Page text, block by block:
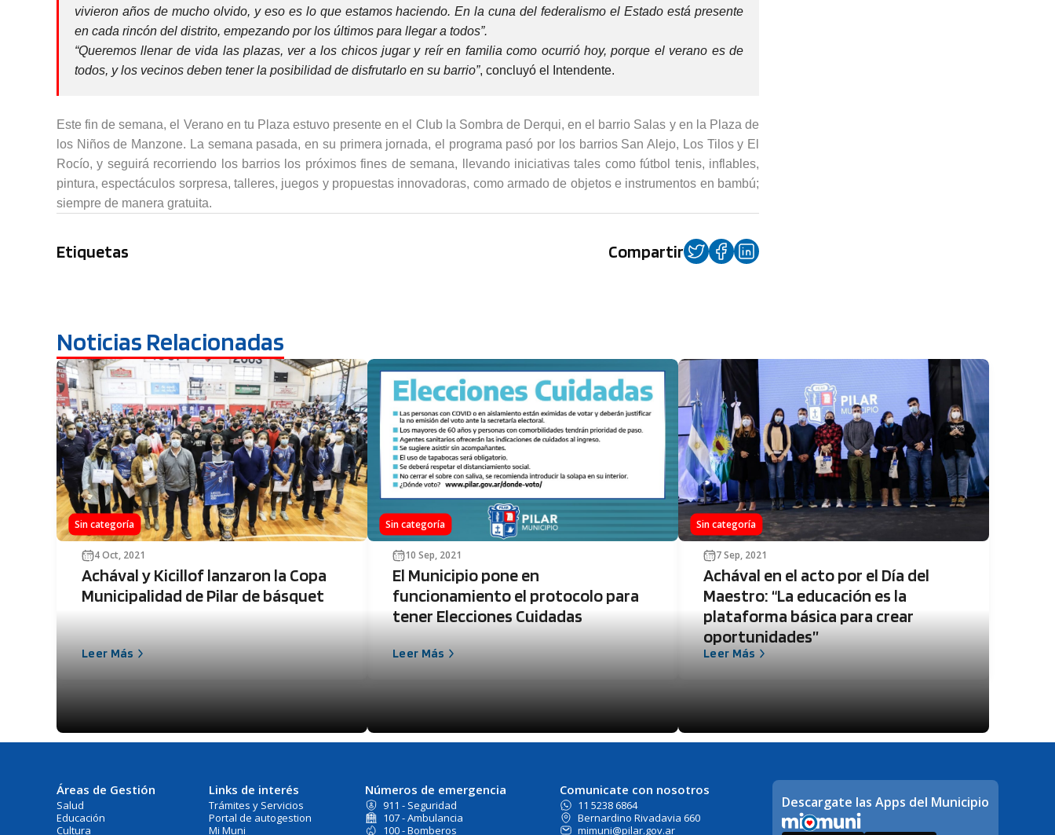
vivieron años de mucho olvido, y eso es lo que estamos haciendo. En la cuna del federalismo el Estado está presente
en cada rincón del distrito, empezando por los últimos para llegar a todos”.
“Queremos llenar de vida las plazas, ver a los chicos jugar y reír en familia como ocurrió hoy, porque el verano es de
todos, y los vecinos deben tener la posibilidad de disfrutarlo en su barrio”, concluyó el Intendente.
Este fin de semana, el Verano en tu Plaza estuvo presente en el Club la Sombra de Derqui, en el barrio Salas y en la Plaza de
los Niños de Manzone. La semana pasada, en su primera jornada, el programa pasó por los barrios San Alejo, Los Tilos y El
Rocío, y seguirá recorriendo los barrios los próximos fines de semana, llevando iniciativas tales como fútbol tenis, inflables,
pintura, espectáculos sorpresa, talleres, juegos y propuestas innovadoras, como armado de objetos e instrumentos en bambú;
siempre de manera gratuita.
Etiquetas Compartir
Noticias Relacionadas
Sin categoría
4 Oct, 2021
Achával y Kicillof lanzaron la Copa
Municipalidad de Pilar de básquet
Leer Más
Sin categoría
10 Sep, 2021
El Municipio pone en
funcionamiento el protocolo para
tener Elecciones Cuidadas
Leer Más
Sin categoría
7 Sep, 2021
Achával en el acto por el Día del
Maestro: “La educación es la
plataforma básica para crear
oportunidades”
Leer Más
Áreas de Gestión
Salud
Educación
Cultura
Links de interés
Trámites y Servicios
Portal de autogestion
Mi Muni
Números de emergencia
911 - Seguridad
107 - Ambulancia
100 - Bomberos
Comunicate con nosotros
11 5238 6864
Bernardino Rivadavia 660
mimuni@pilar.gov.ar
Descargate las Apps del Municipio